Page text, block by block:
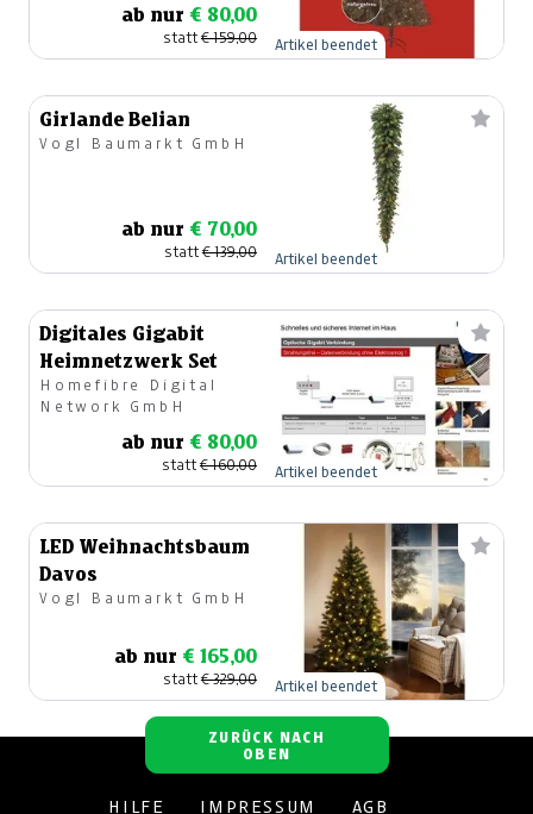
ab nur € 80,00
statt€ 159,00 Artikel beendet
Girlande Belian
Vogl Baumarkt GmbH
ab nur € 70,00
statt€ 139,00 Artikel beendet
Digitales Gigabit
Heimnetzwerk Set
Homefibre Digital
Network GmbH
ab nur € 80,00
statt€ 160,00 Artikel beendet
LED Weihnachtsbaum
Davos
Vogl Baumarkt GmbH
ab nur € 165,00
statt€ 329,00 Artikel beendet
ZURÜCK NACH
OBEN
HILFE IMPRESSUM AGB